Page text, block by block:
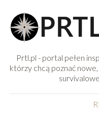
Prtl.pl - portal pełen
którzy chcą poznać